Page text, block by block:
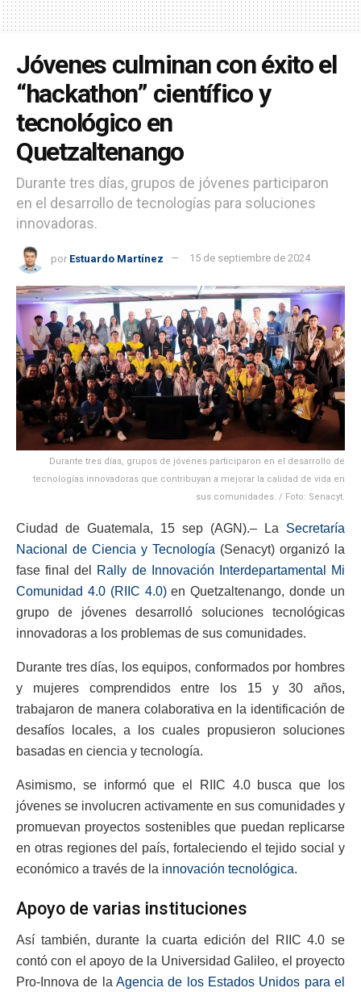
Jóvenes culminan con éxito el
“hackathon” científico y
tecnológico en
Quetzaltenango
Durante tres días, grupos de jóvenes participaron
en el desarrollo de tecnologías para soluciones
innovadoras.
por Estuardo Martínez 15 de septiembre de 2024
Durante tres días, grupos de jóvenes participaron en el desarrollo de
tecnologías innovadoras que contribuyan a mejorar la calidad de vida en
sus comunidades. / Foto: Senacyt.
Ciudad de Guatemala, 15 sep (AGN).– La Secretaría
Nacional de Ciencia y Tecnología (Senacyt) organizó la
fase final del Rally de Innovación Interdepartamental Mi
Comunidad 4.0 (RIIC 4.0)en Quetzaltenango, donde un
grupo de jóvenes desarrolló soluciones tecnológicas
innovadoras a los problemas de sus comunidades.
Durante tres días, los equipos, conformados por hombres
y mujeres comprendidos entre los 15 y 30 años,
trabajaron de manera colaborativa en la identificación de
desafíos locales, a los cuales propusieron soluciones
basadas en ciencia y tecnología.
Asimismo, se informó que el RIIC 4.0 busca que los
jóvenes se involucren activamente en sus comunidades y
promuevan proyectos sostenibles que puedan replicarse
en otras regiones del país, fortaleciendo el tejido social y
económico a través de la innovación tecnológica.
Apoyo de varias instituciones
Así también, durante la cuarta edición del RIIC 4.0 se
contó con el apoyo de la Universidad Galileo, el proyecto
Pro-Innova de la Agencia de los Estados Unidos para el